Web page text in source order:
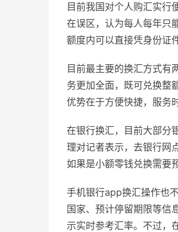
目前我国对个人购汇实行
在误区，认为每人每年只
额度内可以直接凭身份证
目前最主要的换汇方式有
务更加全面，既可兑换整
优势在于方便快捷，服务
在银行换汇，目前大部分
理对记者表示，去银行网
如果是小额零钱兑换需要
手机银行app换汇操作也
国家、预计停留期限等信
示实时参考汇率。不过，